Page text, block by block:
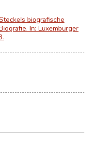
biografische
In: Luxemburger